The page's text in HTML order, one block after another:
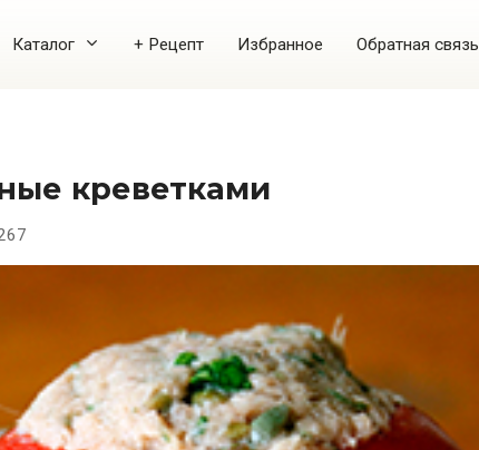
Каталог + Рецепт Избранное Обратная связь
креветками